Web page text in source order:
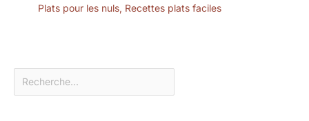
Plats pour les nuls, Recettes plats faciles